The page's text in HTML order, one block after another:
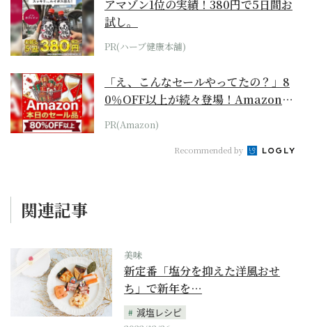
アマゾン1位の実績！380円で5日間お
試し。
PR(ハーブ健康本舗)
「え、こんなセールやってたの？」8
0％OFF以上が続々登場！Amazonの
本気が...
PR(Amazon)
Recommended by
関連記事
美味
新定番「塩分を抑えた洋風おせ
ち」で新年を…
減塩レシピ